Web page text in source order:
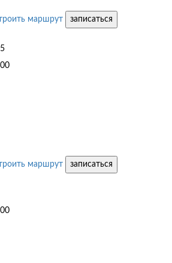
маршрут
записаться
маршрут
записаться